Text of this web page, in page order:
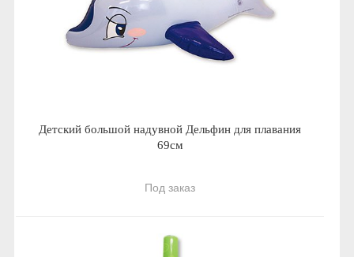
Детский большой надувной Дельфин для плавания
69см
Под заказ